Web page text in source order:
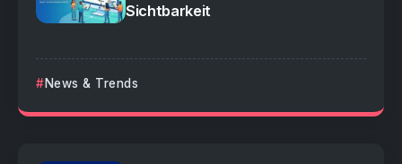
Sichtbarkeit
News & Trends